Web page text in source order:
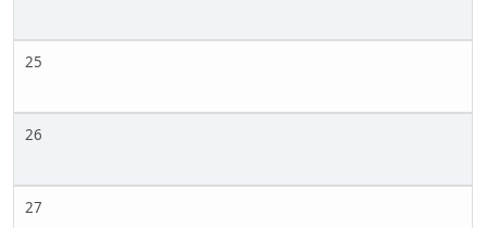
25
26
27